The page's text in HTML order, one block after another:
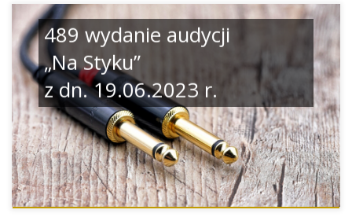
489 wydanie audycji
„Na Styku”
z dn. 19.06.2023 r.